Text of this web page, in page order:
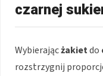
czarnej
Wybierającżakietdo
rozstrzygnij